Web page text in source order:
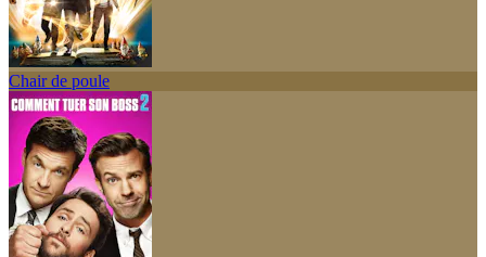
Chair de poule